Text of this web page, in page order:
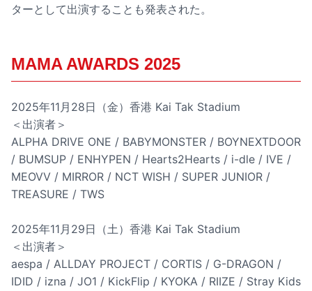
ターとして出演することも発表された。
MAMA AWARDS 2025
2025年11月28日（金）香港 Kai Tak Stadium
＜出演者＞
ALPHA DRIVE ONE / BABYMONSTER / BOYNEXTDOOR
/ BUMSUP / ENHYPEN / Hearts2Hearts / i-dle / IVE /
MEOVV / MIRROR / NCT WISH / SUPER JUNIOR /
TREASURE / TWS
2025年11月29日（土）香港 Kai Tak Stadium
＜出演者＞
aespa / ALLDAY PROJECT / CORTIS / G-DRAGON /
IDID / izna / JO1 / KickFlip / KYOKA / RIIZE / Stray Kids